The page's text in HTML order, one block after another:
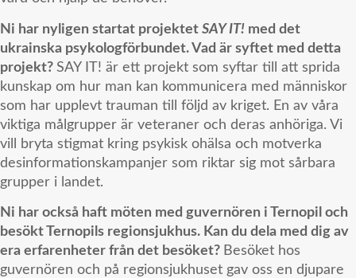
Ni har nyligen startat projektet SAY IT! med det
ukrainska psykologförbundet.Vad är syftet med detta
projekt? SAY IT! är ett projekt som syftar till att sprida
kunskap om hur man kan kommunicera med människor
som har upplevt trauman till följd av kriget. En av våra
viktiga målgrupper är veteraner och deras anhöriga. Vi
vill bryta stigmat kring psykisk ohälsa och motverka
desinformationskampanjer som riktar sig mot sårbara
grupper i landet.
Ni har också haft möten med guvernören i Ternopil och
besökt Ternopils regionsjukhus. Kan du dela med dig av
era erfarenheter från det besöket? Besöket hos
guvernören och på regionsjukhuset gav oss en djupare